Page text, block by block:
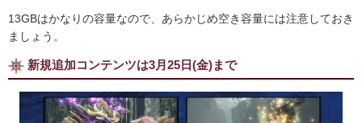
13GBはかなりの容量なので、あらかじめ空き容量には注意しておき
ましょう。
新規追加コンテンツは3月25日(金)まで